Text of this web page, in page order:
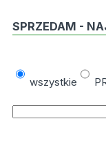
SPRZEDAM -
wszystkie